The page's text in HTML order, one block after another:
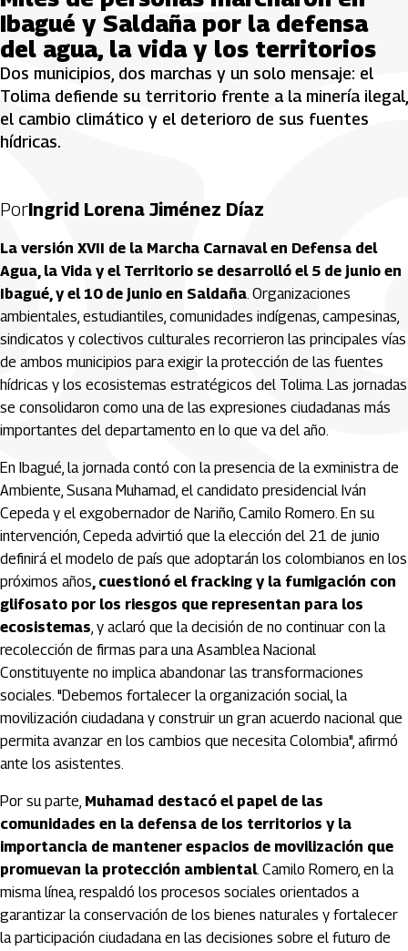
Ibagué y Saldaña por la defensa
del agua, la vida y los territorios
Dos municipios, dos marchas y un solo mensaje: el
Tolima defiende su territorio frente a la minería ilegal,
el cambio climático y el deterioro de sus fuentes
hídricas.
PorIngrid Lorena Jiménez Díaz
La versión XVII de la Marcha Carnaval en Defensa del
Agua, la Vida y el Territorio se desarrolló el 5 de junio en
Ibagué, y el 10 de junio en Saldaña. Organizaciones
ambientales, estudiantiles, comunidades indígenas, campesinas,
sindicatos y colectivos culturales recorrieron las principales vías
de ambos municipios para exigir la protección de las fuentes
hídricas y los ecosistemas estratégicos del Tolima. Las jornadas
se consolidaron como una de las expresiones ciudadanas más
importantes del departamento en lo que va del año.
En Ibagué, la jornada contó con la presencia de la exministra de
Ambiente, Susana Muhamad, el candidato presidencial Iván
Cepeda y el exgobernador de Nariño, Camilo Romero. En su
intervención, Cepeda advirtió que la elección del 21 de junio
definirá el modelo de país que adoptarán los colombianos en los
próximos años, cuestionó el fracking y la fumigación con
glifosato por los riesgos que representan para los
ecosistemas, y aclaró que la decisión de no continuar con la
recolección de firmas para una Asamblea Nacional
Constituyente no implica abandonar las transformaciones
sociales. "Debemos fortalecer la organización social, la
movilización ciudadana y construir un gran acuerdo nacional que
permita avanzar en los cambios que necesita Colombia", afirmó
ante los asistentes.
Por su parte, Muhamad destacó el papel de las
comunidades en la defensa de los territorios y la
importancia de mantener espacios de movilización que
promuevan la protección ambiental. Camilo Romero, en la
misma línea, respaldó los procesos sociales orientados a
garantizar la conservación de los bienes naturales y fortalecer
la participación ciudadana en las decisiones sobre el futuro de